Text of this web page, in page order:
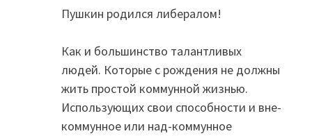
Пушкин родился либералом!
Как и большинство талантливых
людей. Которые с рождения не должны
жить простой коммунной жизнью.
Использующих свои способности и вне-
коммунное или над-коммунное